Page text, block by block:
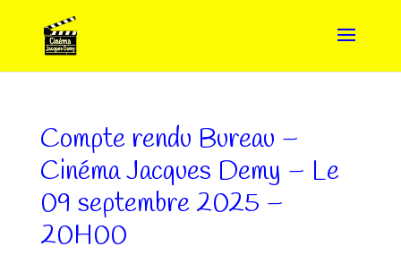
Compte rendu Bureau –
Cinéma Jacques Demy – Le
09 septembre 2025 –
20H00